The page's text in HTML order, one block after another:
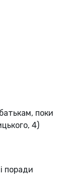
поки
4)
поради